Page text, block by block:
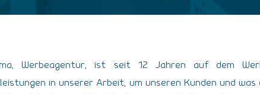
Werbeagentur, ist seit 12 Jahren auf dem
in unserer Arbeit, um unseren Kunden und